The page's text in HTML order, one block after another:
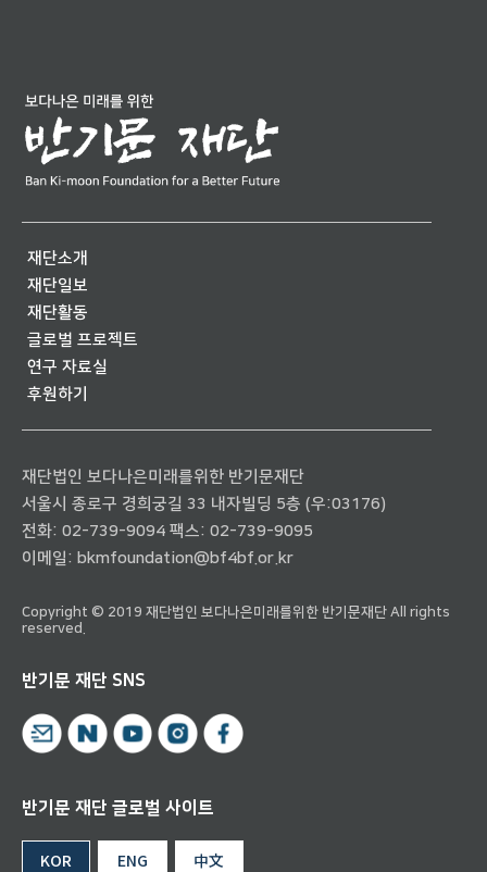
재단소개
재단일보
재단활동
글로벌 프로젝트
연구 자료실
후원하기
재단법인 보다나은미래를위한 반기문재단
서울시 종로구 경희궁길 33 내자빌딩 5층 (우:03176)
전화: 02-739-9094 팩스: 02-739-9095
이메일: bkmfoundation@bf4bf.or.kr
Copyright © 2019 재단법인 보다나은미래를위한 반기문재단 All rights
reserved.
반기문 재단 SNS
반기문 재단 글로벌 사이트
KOR ENG 中文